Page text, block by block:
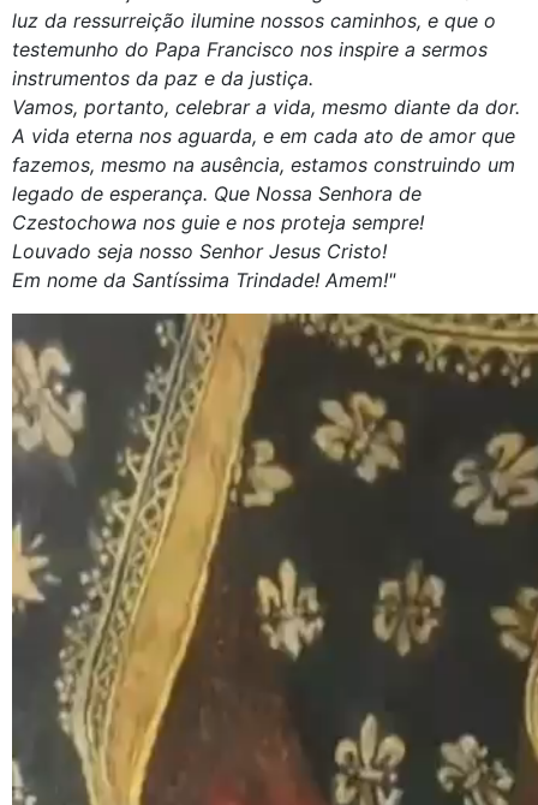
luz da ressurreição ilumine nossos caminhos, e que o
testemunho do Papa Francisco nos inspire a sermos
instrumentos da paz e da justiça.
Vamos, portanto, celebrar a vida, mesmo diante da dor.
A vida eterna nos aguarda, e em cada ato de amor que
fazemos, mesmo na ausência, estamos construindo um
legado de esperança. Que Nossa Senhora de
Czestochowa nos guie e nos proteja sempre!
Louvado seja nosso Senhor Jesus Cristo!
Em nome da Santíssima Trindade! Amem!"